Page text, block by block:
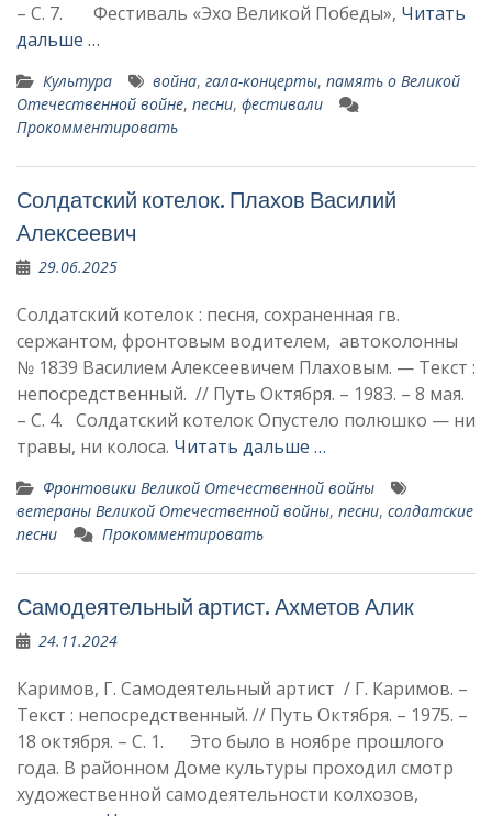
– С. 7. Фестиваль «Эхо Великой Победы», Читать
дальше …
Культура война, гала-концерты, память о Вели­кой
Отечественной войне, песни, фестивали
Прокомментировать
Солдатский котелок. Плахов Василий
Алексеевич
29.06.2025
Солдатский котелок : песня, сохраненная гв.
сержантом, фронтовым водителем, автоколонны
№ 1839 Василием Алексеевичем Плаховым. — Текст :
непосредственный. // Путь Октября. – 1983. – 8 мая.
– С. 4. Солдатский котелок Опустело полюшко — ни
травы, ни колоса. Читать дальше …
Фронтовики Великой Отечественной войны
ветераны Великой Отечественной войны, песни, солдатские
песни
Прокомментировать
Самодеятельный артист. Ахметов Алик
24.11.2024
Каримов, Г. Самодеятельный артист / Г. Каримов. –
Текст : непосредственный. // Путь Октября. – 1975. –
18 октября. – С. 1. Это было в ноябре прошлого
года. В районном Доме культу­ры проходил смотр
художествен­ной самодеятельности колхозов,